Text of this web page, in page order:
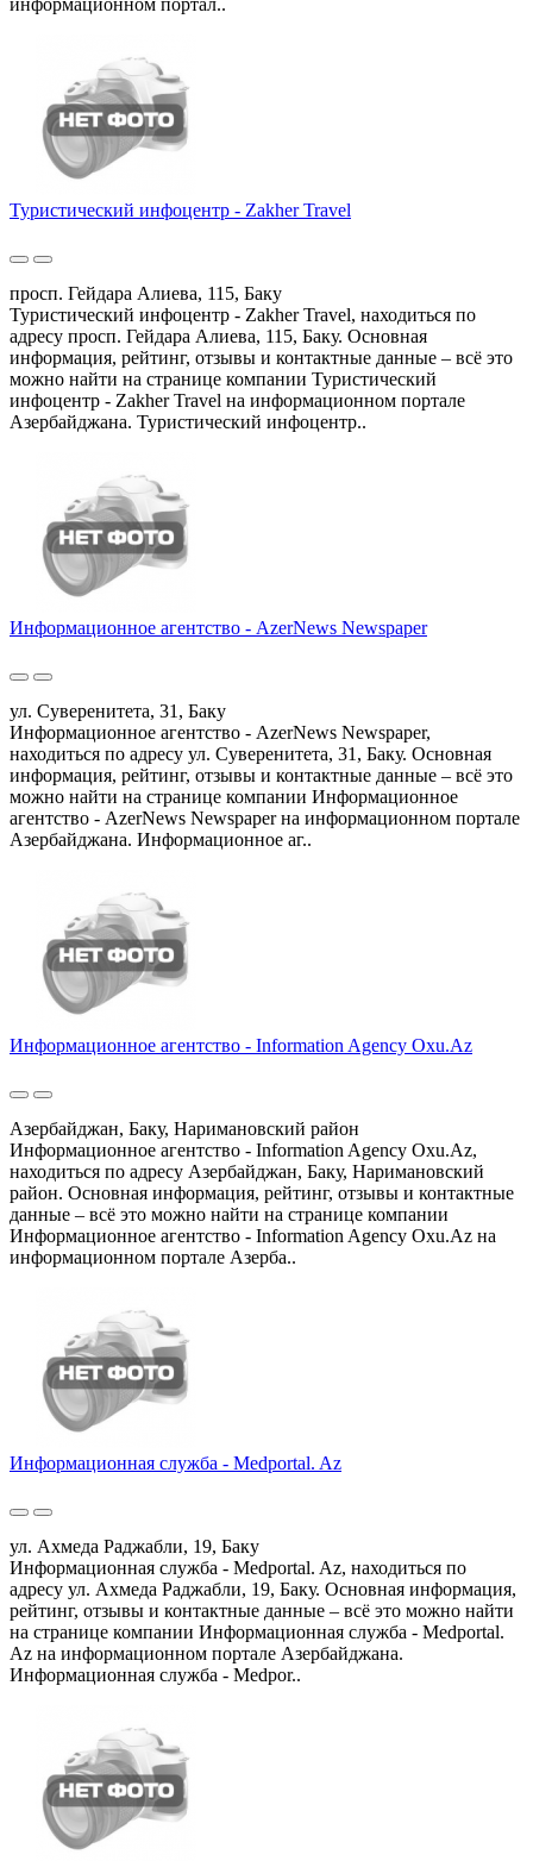
информационном портал..
Туристический инфоцентр - Zakher Travel
просп. Гейдара Алиева, 115, Баку
Туристический инфоцентр - Zakher Travel, находиться по
адресу просп. Гейдара Алиева, 115, Баку. Основная
информация, рейтинг, отзывы и контактные данные – всё это
можно найти на странице компании Туристический
инфоцентр - Zakher Travel на информационном портале
Азербайджана. Туристический инфоцентр..
Информационное агентство - AzerNews Newspaper
ул. Суверенитета, 31, Баку
Информационное агентство - AzerNews Newspaper,
находиться по адресу ул. Суверенитета, 31, Баку. Основная
информация, рейтинг, отзывы и контактные данные – всё это
можно найти на странице компании Информационное
агентство - AzerNews Newspaper на информационном портале
Азербайджана. Информационное аг..
Информационное агентство - Information Agency Oxu.Az
Азербайджан, Баку, Наримановский район
Информационное агентство - Information Agency Oxu.Az,
находиться по адресу Азербайджан, Баку, Наримановский
район. Основная информация, рейтинг, отзывы и контактные
данные – всё это можно найти на странице компании
Информационное агентство - Information Agency Oxu.Az на
информационном портале Азерба..
Информационная служба - Medportal. Az
ул. Ахмеда Раджабли, 19, Баку
Информационная служба - Medportal. Az, находиться по
адресу ул. Ахмеда Раджабли, 19, Баку. Основная информация,
рейтинг, отзывы и контактные данные – всё это можно найти
на странице компании Информационная служба - Medportal.
Az на информационном портале Азербайджана.
Информационная служба - Medpor..